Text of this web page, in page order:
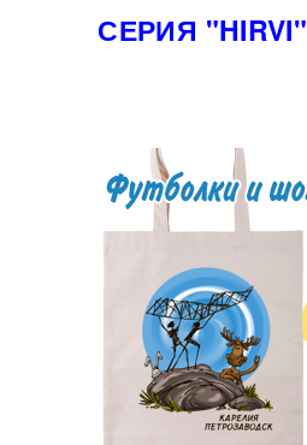
СЕРИЯ "HIRVI"